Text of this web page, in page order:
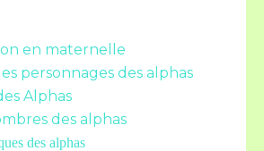
en maternelle
personnages des alphas
Alphas
des alphas
des alphas